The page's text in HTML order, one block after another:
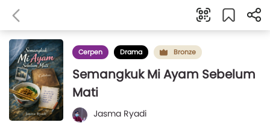
Cerpen Drama Bronze
Semangkuk Mi Ayam Sebelum
Mati
Jasma Ryadi